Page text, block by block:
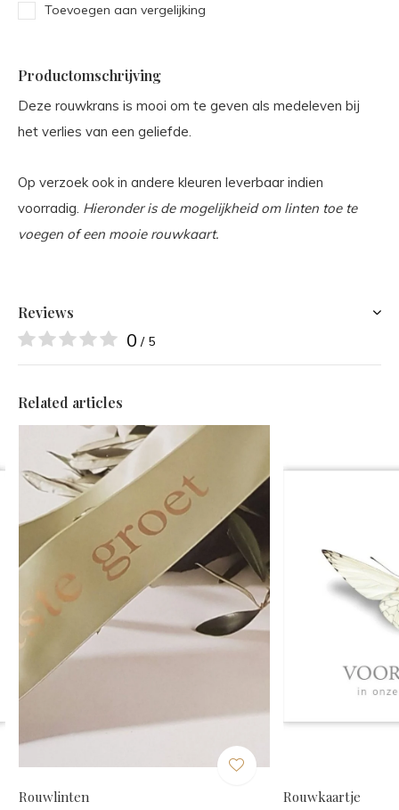
Toevoegen aan vergelijking
Productomschrijving
Deze rouwkrans is mooi om te geven als medeleven bij
het verlies van een geliefde.
Op verzoek ook in andere kleuren leverbaar indien
voorradig. Hieronder is de mogelijkheid om linten toe te
voegen of een mooie rouwkaart.
Reviews
0 / 5
Related articles
Rouwlinten Rouwkaartje